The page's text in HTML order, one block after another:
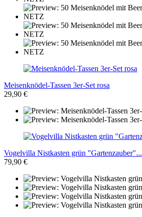
Meisenknödel-Tassen 3er-Set rosa
29,90 €
Vogelvilla Nistkasten grün "Gartenzauber"...
79,90 €